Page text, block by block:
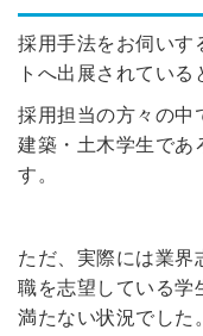
採用手法をお伺いす
トへ出展されている
採用担当の方々の中
建築・土木学生であ
す。
ただ、実際には業界
職を志望している学
満たない状況でした。